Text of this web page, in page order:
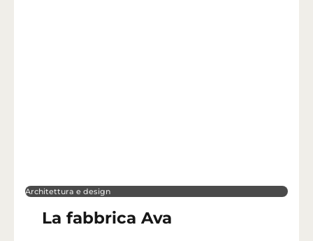
Architettura e design
La fabbrica Ava